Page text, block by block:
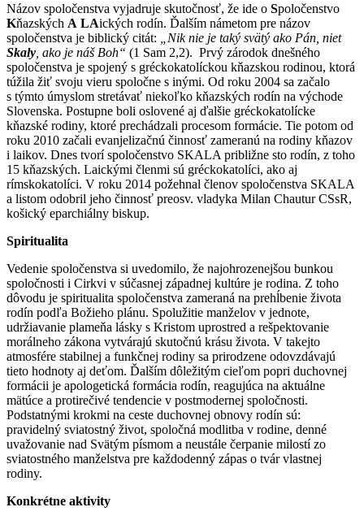
Názov spoločenstva vyjadruje skutočnosť, že ide o Spoločenstvo
Kňazských A LAických rodín. Ďalším námetom pre názov
spoločenstva je biblický citát:
Nik nie je taký svätý ako Pán, niet
Skaly , ako je náš Boh“ (1 Sam 2,2). Prvý zárodok dnešného
spoločenstva je spojený s gréckokatolíckou kňazskou rodinou, ktorá
túžila žiť svoju vieru spoločne s inými. Od roku 2004 sa začalo
s týmto úmyslom stretávať niekoľko kňazských rodín na východe
Slovenska. Postupne boli oslovené aj ďalšie gréckokatolícke
kňazské rodiny, ktoré prechádzali procesom formácie. Tie potom od
roku 2010 začali evanjelizačnú činnosť zameranú na rodiny kňazov
i laikov. Dnes tvorí spoločenstvo SKALA približne sto rodín, z toho
15 kňazských. Laickými členmi sú gréckokatolíci, ako aj
rímskokatolíci. V roku 2014 požehnal členov spoločenstva SKALA
a listom odobril jeho činnosť preosv. vladyka Milan Chautur CSsR,
košický eparchiálny biskup.
Spiritualita
Vedenie spoločenstva si uvedomilo, že najohrozenejšou bunkou
spoločnosti i Cirkvi v súčasnej západnej kultúre je rodina. Z toho
dôvodu je spiritualita spoločenstva zameraná na prehĺbenie života
rodín podľa Božieho plánu. Spolužitie manželov v jednote,
udržiavanie plameňa lásky s Kristom uprostred a rešpektovanie
morálneho zákona vytvárajú skutočnú krásu života. V takejto
atmosfére stabilnej a funkčnej rodiny sa prirodzene odovzdávajú
tieto hodnoty aj deťom. Ďalším dôležitým cieľom popri duchovnej
formácii je apologetická formácia rodín, reagujúca na aktuálne
mätúce a protirečivé tendencie v postmodernej spoločnosti.
Podstatnými krokmi na ceste duchovnej obnovy rodín sú:
pravidelný sviatostný život, spoločná modlitba v rodine, denné
uvažovanie nad Svätým písmom a neustále čerpanie milostí zo
sviatostného manželstva pre každodenný zápas o tvár vlastnej
rodiny.
Konkrétne aktivity